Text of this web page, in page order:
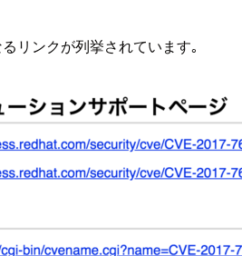
リンクが列挙されています｡